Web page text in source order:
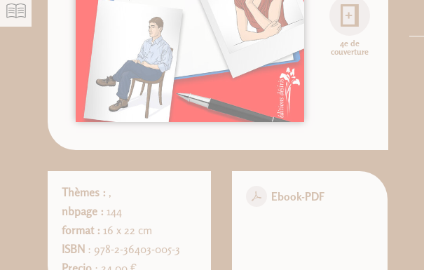
4e de
couverture
Thèmes : ,
nbpage : 144
format : 16 x 22 cm
ISBN : 978-2-36403-005-3
Ebook-PDF